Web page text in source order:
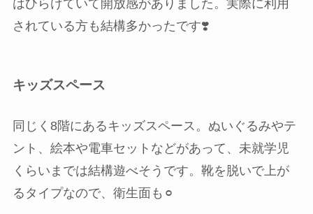
はひらけていて開放感がありました。実際に利用
されている方も結構多かったです❣️
キッズスペース
同じく8階にあるキッズスペース。ぬいぐるみやテ
ント、絵本や電車セットなどがあって、未就学児
くらいまでは結構遊べそうです。靴を脱いで上が
るタイプなので、衛生面も⚪︎